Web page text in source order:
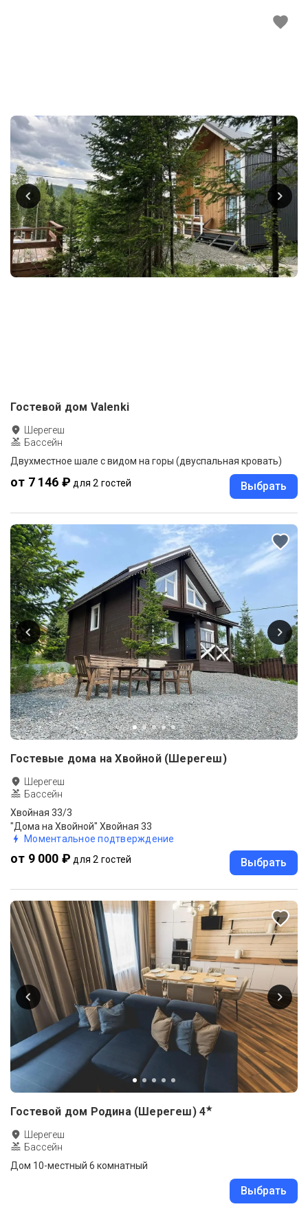
Гостевой дом Valenki
Шерегеш
Бассейн
Двухместное шале с видом на горы (двуспальная кровать)
от 7 146 ₽ для 2 гостей Выбрать
Гостевые дома на Хвойной (Шерегеш)
Шерегеш
Бассейн
Хвойная 33/3
"Дома на Хвойной" Хвойная 33
Моментальное подтверждение
от 9 000 ₽ для 2 гостей Выбрать
Гостевой дом Родина (Шерегеш) 4★
Шерегеш
Бассейн
Дом 10-местный 6 комнатный
Выбрать